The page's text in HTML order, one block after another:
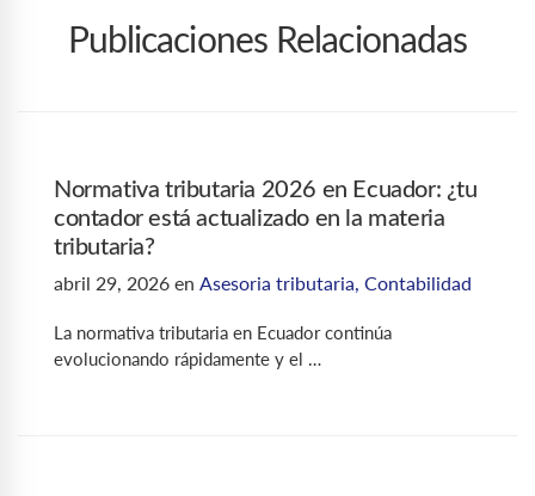
Publicaciones Relacionadas
Normativa tributaria 2026 en Ecuador: ¿tu
contador está actualizado en la materia
tributaria?
abril 29, 2026 en Asesoria tributaria, Contabilidad
La normativa tributaria en Ecuador continúa
evolucionando rápidamente y el …